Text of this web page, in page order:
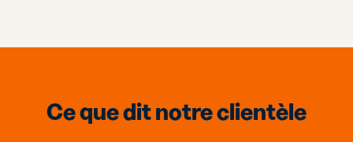
Ce que dit notre clientèle